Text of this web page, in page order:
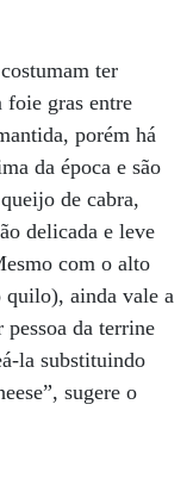
ter
foie gras entre
porém há
da época e são
de cabra,
delicada e leve
com o alto
quilo), ainda vale a
da terrine
la substituindo
sugere o